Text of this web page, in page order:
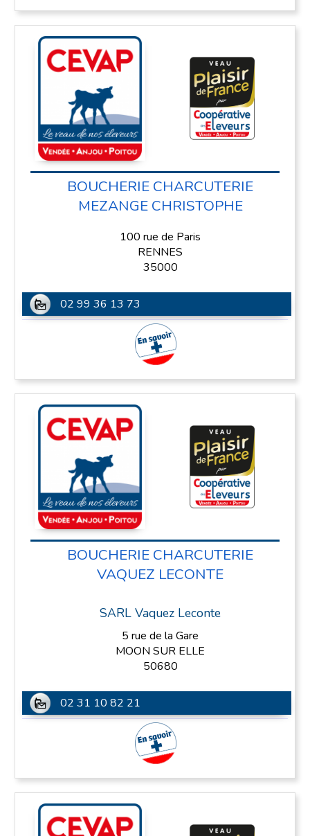
BOUCHERIE CHARCUTERIE
MEZANGE CHRISTOPHE
100 rue de Paris
RENNES
35000
02 99 36 13 73
BOUCHERIE CHARCUTERIE
VAQUEZ LECONTE
SARL Vaquez Leconte
5 rue de la Gare
MOON SUR ELLE
50680
02 31 10 82 21